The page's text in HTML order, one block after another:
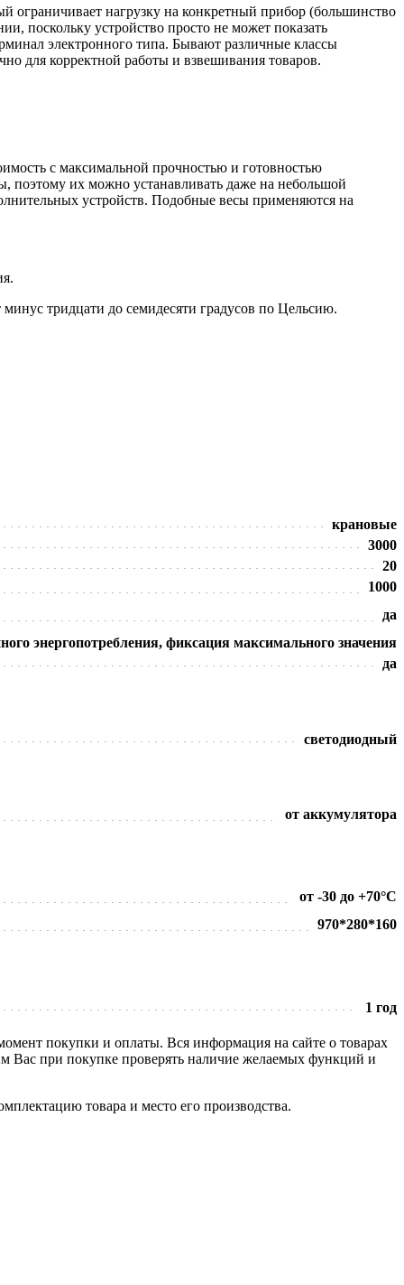
ограничивает нагрузку на конкретный прибор (большинство
поскольку устройство просто не может показать
электронного типа. Бывают различные классы
для корректной работы и взвешивания товаров.
с максимальной прочностью и готовностью
их можно устанавливать даже на небольшой
устройств. Подобные весы применяются на
тридцати до семидесяти градусов по Цельсию.
крановые
3000
20
1000
да
энергопотребления, фиксация максимального значения
да
светодиодный
от аккумулятора
от -30 до +70°С
970*280*160
1 год
покупки и оплаты. Вся информация на сайте о товарах
Вас при покупке проверять наличие желаемых функций и
товара и место его производства.